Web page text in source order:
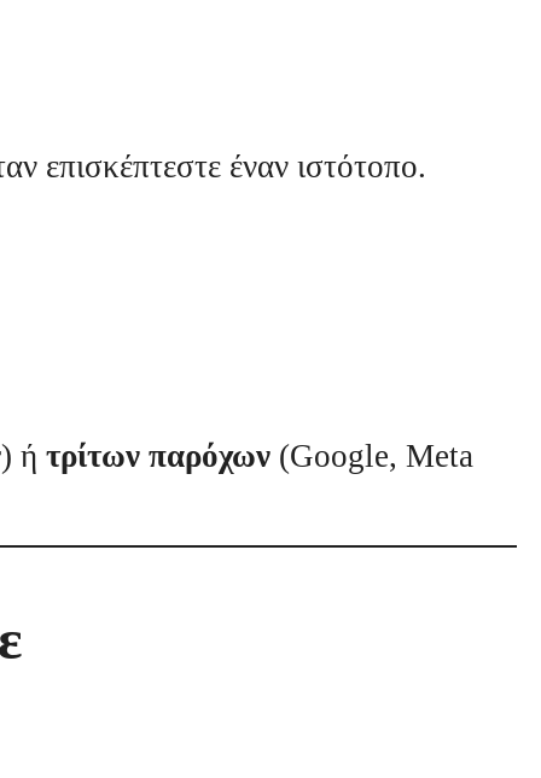
επισκέπτεστε έναν ιστότοπο.
ή τρίτων παρόχων (Google, Meta